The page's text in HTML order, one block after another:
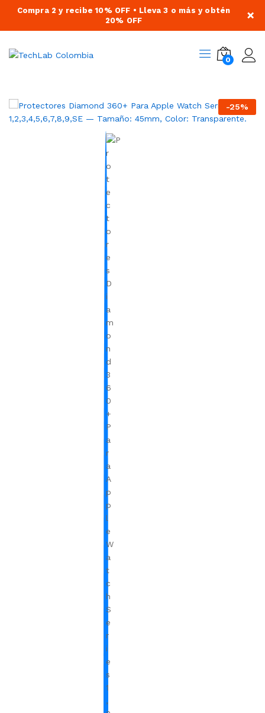
Compra 2 y recibe 10% OFF • Lleva 3 o más y obtén
20% OFF
×
0
-25%